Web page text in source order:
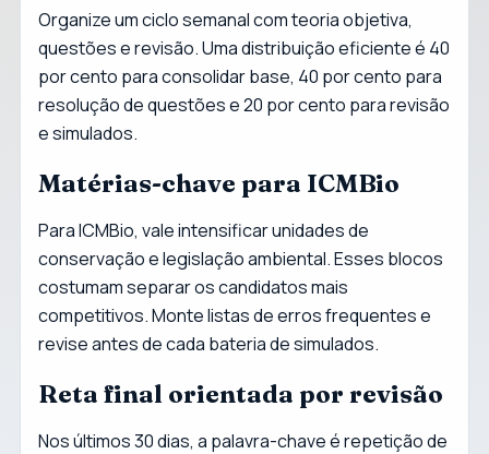
Organize um ciclo semanal com teoria objetiva,
questões e revisão. Uma distribuição eficiente é 40
por cento para consolidar base, 40 por cento para
resolução de questões e 20 por cento para revisão
e simulados.
Matérias-chave para ICMBio
Para ICMBio, vale intensificar unidades de
conservação e legislação ambiental. Esses blocos
costumam separar os candidatos mais
competitivos. Monte listas de erros frequentes e
revise antes de cada bateria de simulados.
Reta final orientada por revisão
Nos últimos 30 dias, a palavra-chave é repetição de